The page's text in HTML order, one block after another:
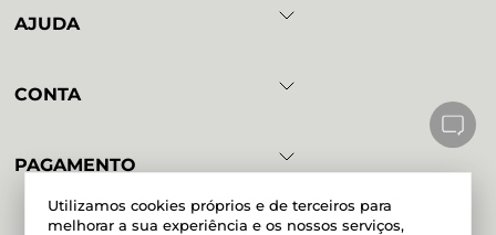
Utilizamos cookies próprios e de terceiros para
melhorar a sua experiência e os nossos serviços,
AJUDA
CONTA
PAGAMENTO